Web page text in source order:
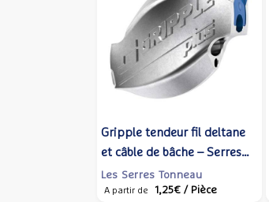
Gripple tendeur fil deltane
et câble de bâche – Serres
Tonneau
Les Serres Tonneau
A partir de 1,25€ / Pièce